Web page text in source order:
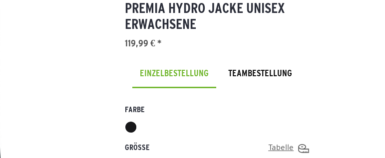
PREMIA HYDRO JACKE UNISEX
ERWACHSENE
119,99 € *
EINZELBESTELLUNG TEAMBESTELLUNG
FARBE
GRÖSSE Tabelle